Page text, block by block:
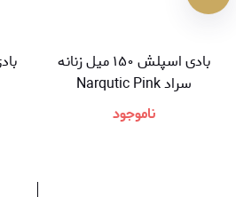
بادی اسپلش ۱۵۰ میل زنانه
سراد Narqutic Pink
ناموجود